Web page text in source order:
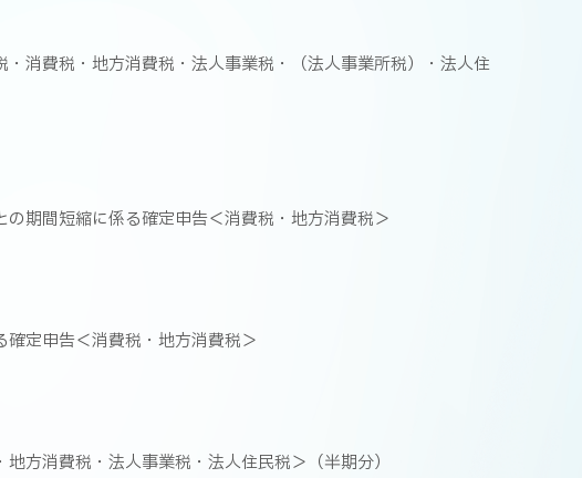
消費税・地方消費税・法人事業税・（法人事業所税）・法人住
期間短縮に係る確定申告＜消費税・地方消費税＞
定申告＜消費税・地方消費税＞
方消費税・法人事業税・法人住民税＞（半期分）